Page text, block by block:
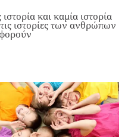
και καμία ιστορία
ιστορίες των ανθρώπων